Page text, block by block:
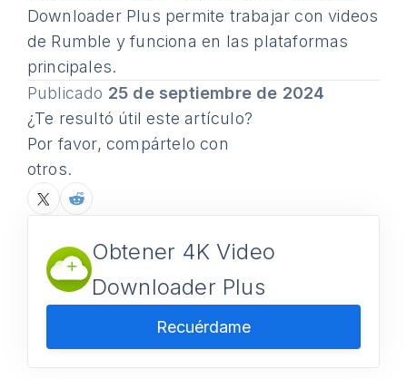
Downloader Plus permite trabajar con videos
de Rumble y funciona en las plataformas
principales.
Publicado 25 de septiembre de 2024
¿Te resultó útil este artículo?
Por favor, compártelo con
otros.
Obtener 4K Video
Downloader Plus
Recuérdame